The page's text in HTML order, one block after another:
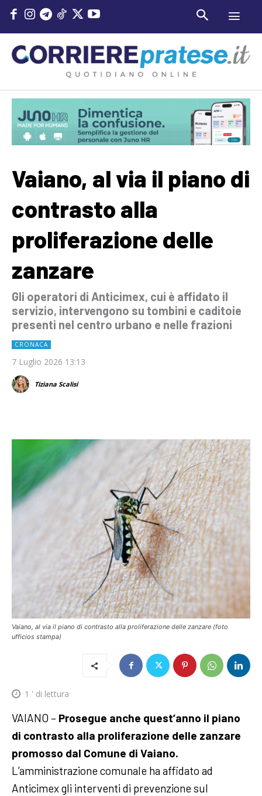
Vaiano, al via il piano di
contrasto alla
proliferazione delle
zanzare
Gli operatori di Anticimex, cui è affidato il
servizio, intervengono su tombini e caditoie
presenti nel centro urbano e nelle frazioni
CRONACA
7 Luglio 2026 13:13
Tiziana Scalisi
Vaiano, al via il piano di contrasto alla proliferazione delle zanzare (foto
ufficios stampa)
1 ' di lettura
VAIANO – Prosegue anche quest’anno il piano
di contrasto alla proliferazione delle zanzare
promosso dal Comune di Vaiano.
L’amministrazione comunale ha affidato ad
Anticimex gli interventi di prevenzione sul